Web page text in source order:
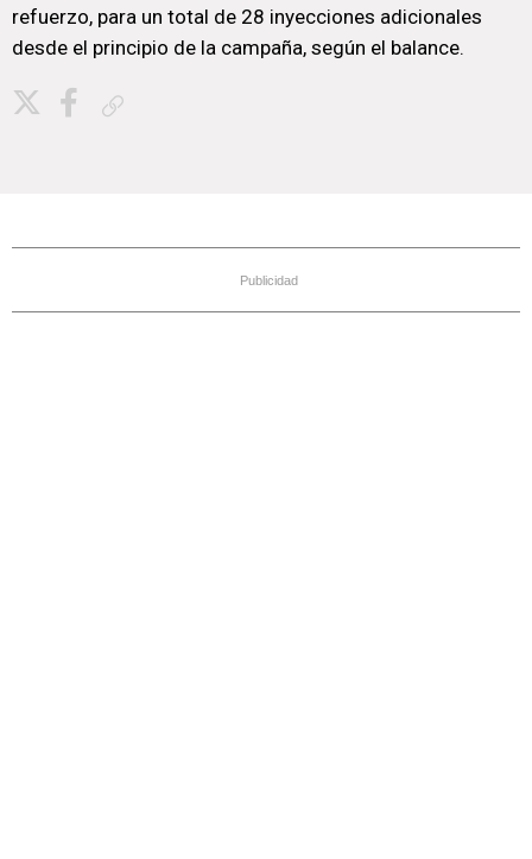
refuerzo, para un total de 28 inyecciones adicionales
desde el principio de la campaña, según el balance.
Publicidad